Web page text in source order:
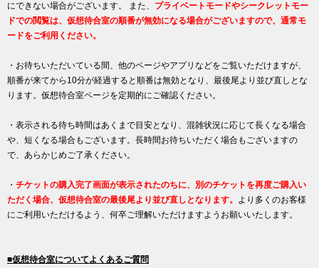
にできない場合がございます。 また、 プライベートモードやシークレットモー
ドでの閲覧は、仮想待合室の順番が無効になる場合がございますので、通常モ
ードをご利用ください。
・お待ちいただいている間、他のページやアプリなどをご覧いただけますが、
順番が来てから10分が経過すると順番は無効となり、最後尾より並び直しとな
ります。仮想待合室ページを定期的にご確認ください。
・表示される待ち時間はあくまで目安となり、混雑状況に応じて長くなる場合
や、短くなる場合もございます。長時間お待ちいただく場合もございますの
で、あらかじめご了承ください。
・ チケットの購入完了画面が表示されたのちに、別のチケットを再度ご購入い
ただく場合、仮想待合室の最後尾より並び直しとなります。 より多くのお客様
にご利用いただけるよう、何卒ご理解いただけますようお願いいたします。
■仮想待合室についてよくあるご質問